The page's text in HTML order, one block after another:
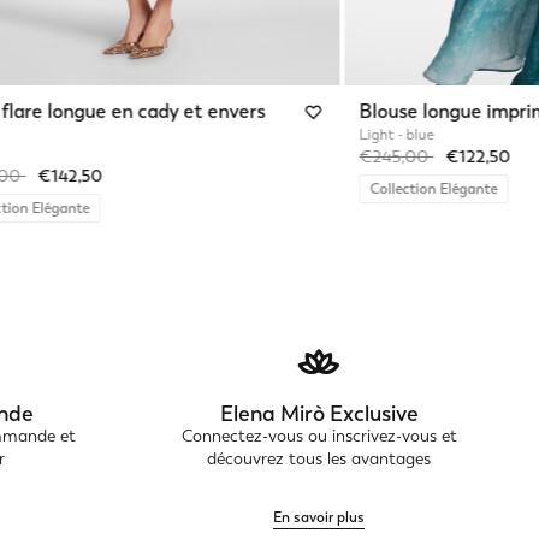
longue en cady et envers
from
to€142,50
Elégante
Blouse longue
Light - blue
Price reduced from
€245,00to€122,50
Collection Elégante
et
Elena Mirò Exclusive
Connectez-vous ou inscrivez-vous et
découvrez tous les avantages
En savoir plus